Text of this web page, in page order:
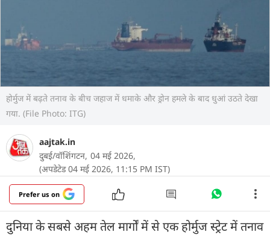
होर्मुज में बढ़ते तनाव के बीच जहाज में धमाके और ड्रोन हमले के बाद धुआं उठते देखा
गया. (File Photo: ITG)
aajtak.in
दुबई/वॉशिंगटन, 04 मई 2026,
(अपडेटेड 04 मई 2026, 11:15 PM IST)
Prefer us on
दुनिया के सबसे अहम तेल मार्गों में से एक होर्मुज स्ट्रेट में तनाव